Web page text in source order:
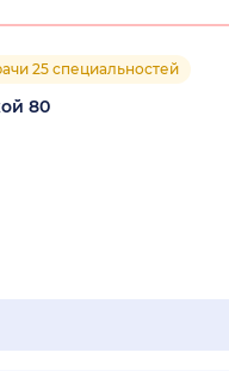
25 специальностей
80